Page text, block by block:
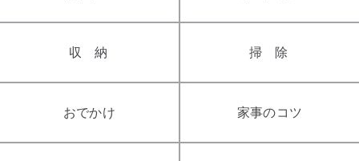
収納 掃除
おでかけ 家事のコツ